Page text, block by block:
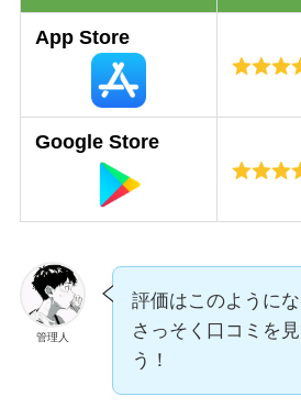
App Store
Google Store
管理人
評価はこのようにな
さっそく口コミを
う！